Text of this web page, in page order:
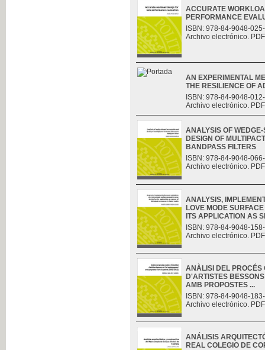
ACCURATE
PERFORMANCE
ISBN: 978-84-9048-
Archivo electrónico.
AN EXPERIMENTAL
THE RESILIENCE OF
ISBN: 978-84-9048-
Archivo electrónico.
ANALYSIS OF
DESIGN OF
BANDPASS FILTERS
ISBN: 978-84-9048-
Archivo electrónico.
ANALYSIS,
LOVE MODE
ITS APPLICATION AS
ISBN: 978-84-9048-
Archivo electrónico.
ANÀLISI DEL PROCÉS
D'ARTISTES
AMB PROPOSTES ...
ISBN: 978-84-9048-
Archivo electrónico.
ANÁLISIS
REAL COLEGIO DE